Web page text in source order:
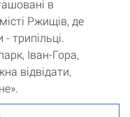
в
Ржищів, де
трипільці.
Іван-Гора,
відвідати,